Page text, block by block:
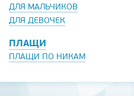
ДЛЯ МАЛЬЧИКОВ
ДЛЯ ДЕВОЧЕК
ПЛАЩИ
ПЛАЩИ ПО НИКАМ